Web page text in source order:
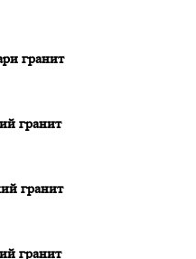
гранит
гранит
гранит
гранит